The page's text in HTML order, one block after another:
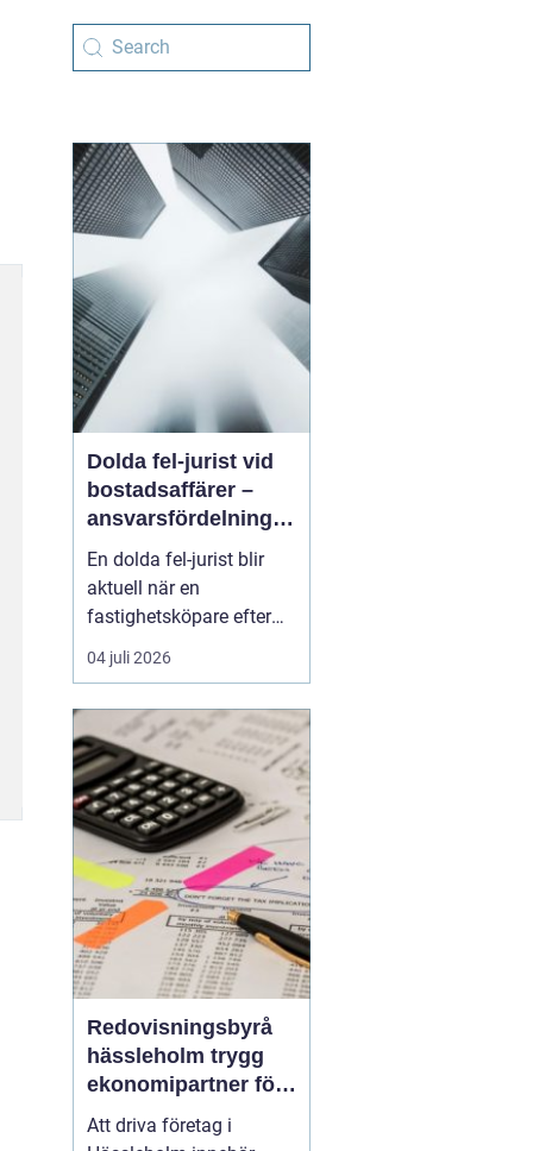
Dolda fel-jurist vid
bostadsaffärer –
ansvarsfördelning,
juridisk prövning
och hantering av
fastighetstvister
En dolda fel-jurist blir
aktuell när en
fastighetsköpare efter
tillträdet upptäcker
brister som inte varit
upptäcka vid köpet. Det
kan röra sig om
konstruktionsfel,
fuktproblem elle...
04 juli 2026
Redovisningsbyrå
hässleholm trygg
ekonomipartner för
växande företag
Att driva företag i